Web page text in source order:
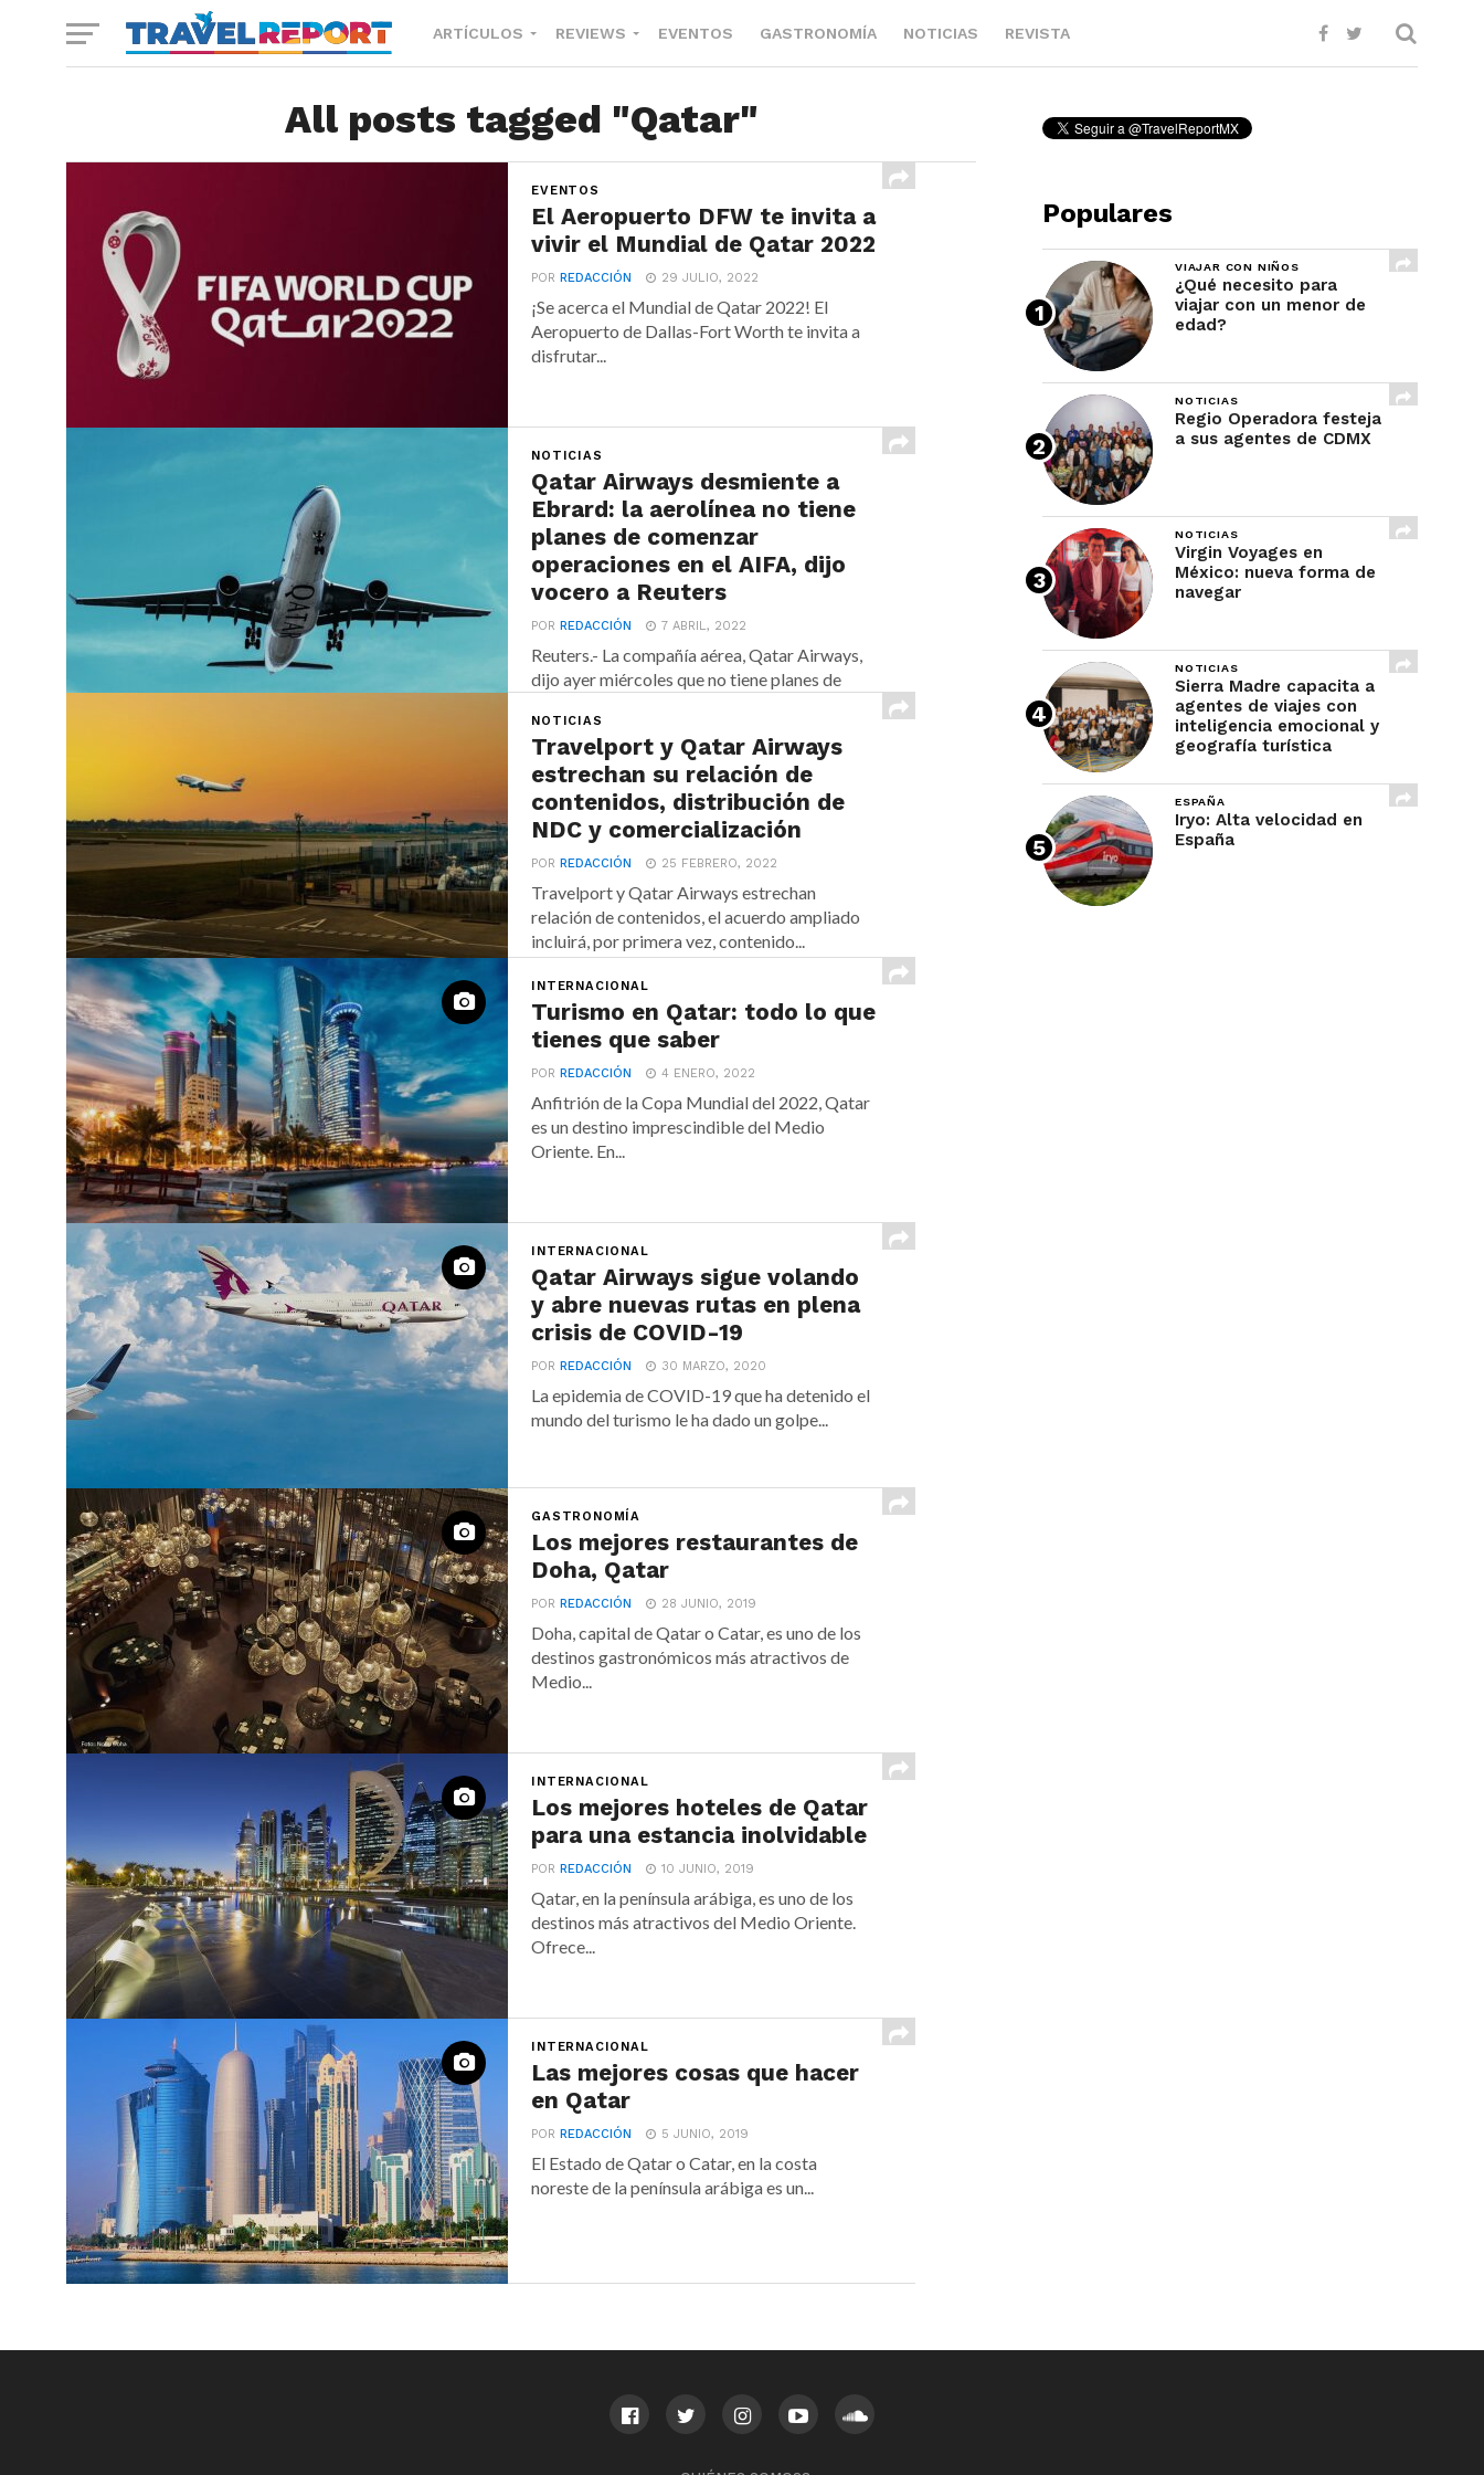
ARTÍCULOS REVIEWS EVENTOS GASTRONOMÍA NOTICIAS REVISTA
All posts tagged "Qatar"
EVENTOS
El Aeropuerto DFW te invita a
vivir el Mundial de Qatar 2022
PORREDACCIÓN 29 JULIO, 2022
¡Se acerca el Mundial de Qatar 2022! El
Aeropuerto de Dallas-Fort Worth te invita a
disfrutar...
NOTICIAS
Qatar Airways desmiente a
Ebrard: la aerolínea no tiene
planes de comenzar
operaciones en el AIFA, dijo
vocero a Reuters
PORREDACCIÓN 7 ABRIL, 2022
Reuters.- La compañía aérea, Qatar Airways,
dijo ayer miércoles que no tiene planes de
NOTICIAS
Travelport y Qatar Airways
estrechan su relación de
contenidos, distribución de
NDC y comercialización
PORREDACCIÓN 25 FEBRERO, 2022
Travelport y Qatar Airways estrechan
relación de contenidos, el acuerdo ampliado
incluirá, por primera vez, contenido...
INTERNACIONAL
Turismo en Qatar: todo lo que
tienes que saber
PORREDACCIÓN 4 ENERO, 2022
Anfitrión de la Copa Mundial del 2022, Qatar
es un destino imprescindible del Medio
Oriente. En...
INTERNACIONAL
Qatar Airways sigue volando
y abre nuevas rutas en plena
crisis de COVID-19
PORREDACCIÓN 30 MARZO, 2020
La epidemia de COVID-19 que ha detenido el
mundo del turismo le ha dado un golpe...
GASTRONOMÍA
Los mejores restaurantes de
Doha, Qatar
PORREDACCIÓN 28 JUNIO, 2019
Doha, capital de Qatar o Catar, es uno de los
destinos gastronómicos más atractivos de
Medio...
INTERNACIONAL
Los mejores hoteles de Qatar
para una estancia inolvidable
PORREDACCIÓN 10 JUNIO, 2019
Qatar, en la península arábiga, es uno de los
destinos más atractivos del Medio Oriente.
Ofrece...
INTERNACIONAL
Las mejores cosas que hacer
en Qatar
PORREDACCIÓN 5 JUNIO, 2019
El Estado de Qatar o Catar, en la costa
noreste de la península arábiga es un...
Populares
VIAJAR CON NIÑOS
¿Qué necesito para
viajar con un menor de
edad?
NOTICIAS
Regio Operadora festeja
a sus agentes de CDMX
NOTICIAS
Virgin Voyages en
México: nueva forma de
navegar
NOTICIAS
Sierra Madre capacita a
agentes de viajes con
inteligencia emocional y
geografía turística
ESPAÑA
Iryo: Alta velocidad en
España